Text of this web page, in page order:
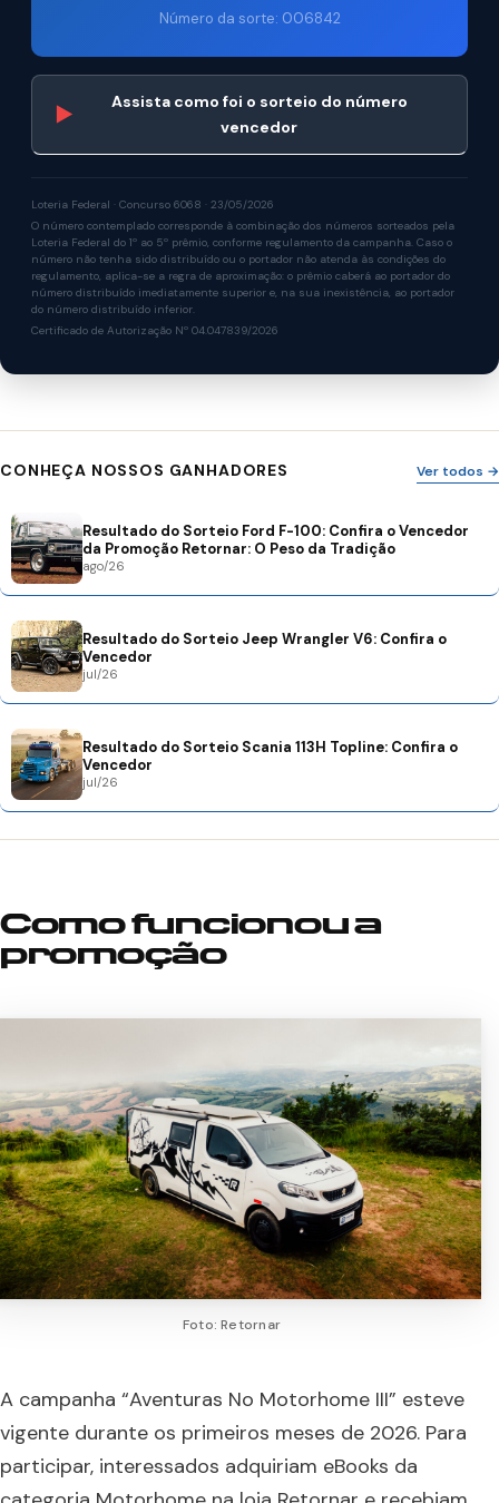
Número da sorte: 006842
▶
Assista como foi o sorteio do número
vencedor
Loteria Federal · Concurso 6068 · 23/05/2026
O número contemplado corresponde à combinação dos números sorteados pela
Loteria Federal do 1º ao 5º prêmio, conforme regulamento da campanha. Caso o
número não tenha sido distribuído ou o portador não atenda às condições do
regulamento, aplica-se a regra de aproximação: o prêmio caberá ao portador do
número distribuído imediatamente superior e, na sua inexistência, ao portador
do número distribuído inferior.
Certificado de Autorização Nº 04.047839/2026
CONHEÇA NOSSOS GANHADORES Ver todos →
Resultado do Sorteio Ford F-100: Confira o Vencedor
da Promoção Retornar: O Peso da Tradição
ago/26
Resultado do Sorteio Jeep Wrangler V6: Confira o
Vencedor
jul/26
Resultado do Sorteio Scania 113H Topline: Confira o
Vencedor
jul/26
Como funcionou a
promoção
Foto: Retornar
A campanha “Aventuras No Motorhome III” esteve
vigente durante os primeiros meses de 2026. Para
participar, interessados adquiriam eBooks da